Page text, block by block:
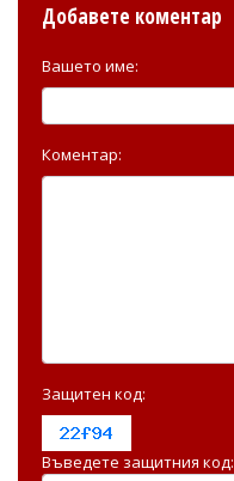
Добавете коментар
Вашето име:
Коментар:
Защитен код:
Въведете защитния код: